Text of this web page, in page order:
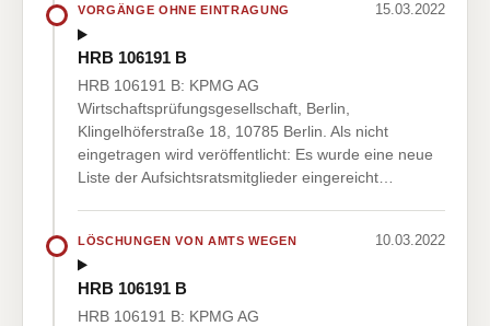
VORGÄNGE OHNE EINTRAGUNG 15.03.2022
HRB 106191 B
HRB 106191 B: KPMG AG
Wirtschaftsprüfungsgesellschaft, Berlin,
Klingelhöferstraße 18, 10785 Berlin. Als nicht
eingetragen wird veröffentlicht: Es wurde eine neue
Liste der Aufsichtsratsmitglieder eingereicht…
LÖSCHUNGEN VON AMTS WEGEN 10.03.2022
HRB 106191 B
HRB 106191 B: KPMG AG